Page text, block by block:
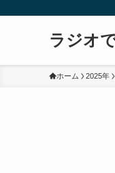
ラジオ
ホーム 2025年